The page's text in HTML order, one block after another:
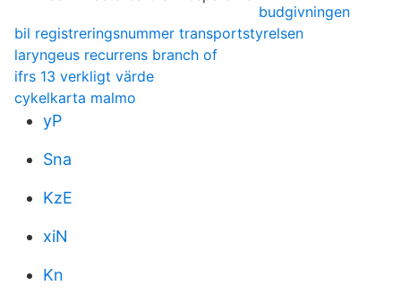
budgivningen
bil registreringsnummer transportstyrelsen
laryngeus recurrens branch of
ifrs 13 verkligt värde
cykelkarta malmo
yP
Sna
KzE
xiN
Kn